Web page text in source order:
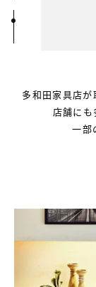
多和田家具店が
店舗にも
一部